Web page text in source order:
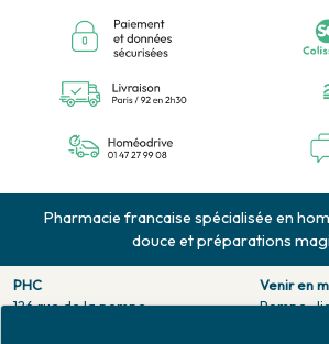
Pharmacie francaise spécialisée en
douce et préparations
PHC
126 rue de la pompe
Venir en
Pompe :